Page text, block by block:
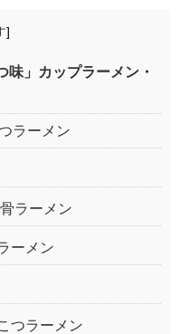
]
味」カップラーメン・
ラーメン
ラーメン
ーメン
つラーメン